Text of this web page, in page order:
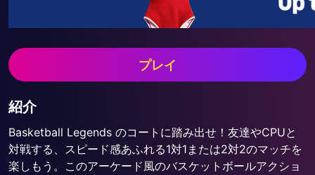
プレイ
紹介
Basketball Legends のコートに踏み出せ！友達やCPUと
対戦する、スピード感あふれる1対1または2対2のマッチを
楽しもう。このアーケード風のバスケットボールアクショ